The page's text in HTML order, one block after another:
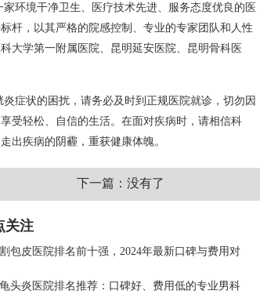
环境干净卫生、医疗技术先进、服务态度优良的医
杆，以其严格的院感控制、专业的专家团队和人性
大学第一附属医院、昆明延安医院、昆明骨科医
症状的困扰，请务必及时到正规医院就诊，切勿因
受轻松、自信的生活。在面对疾病时，请相信科
出疾病的阴霾，重获健康体魄。
下一篇：没有了
关注
包皮医院排名前十强，2024年最新口碑与费用对
头炎医院排名推荐：口碑好、费用低的专业男科